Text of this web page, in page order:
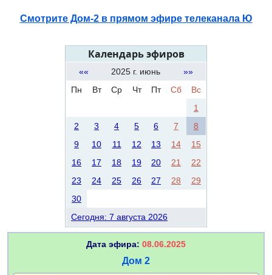
Смотрите Дом-2 в прямом эфире телеканала Ю
Календарь эфиров
«« 2025 г. июнь
»»
Пн
Вт Ср Чт Пт Сб
Вс
1
2
3 4 5 6 7
8
9
10 11 12 13 14
15
16
17 18 19 20 21
22
23
24 25 26 27 28
29
30
Сегодня: 7 августа 2026
Дата эфира: 08.06.2025
Дом 2